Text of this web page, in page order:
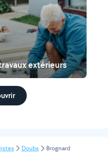
extérieurs
Doubs Brognard